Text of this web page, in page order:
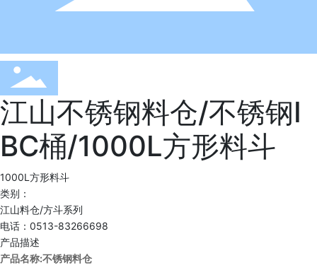
江山不锈钢料仓/不锈钢I
BC桶/1000L方形料斗
1000L方形料斗
类别：
江山料仓/方斗系列
电话：0513-83266698
产品描述
产品名称:不锈钢料仓